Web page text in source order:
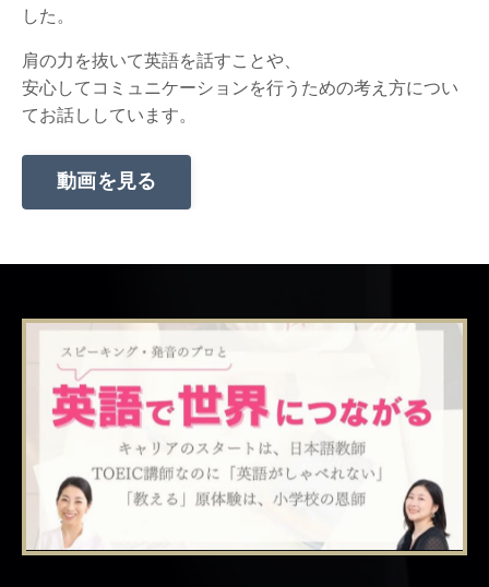
した。
肩の力を抜いて英語を話すことや、
安心してコミュニケーションを行うための考え方につい
てお話ししています。
動画を見る